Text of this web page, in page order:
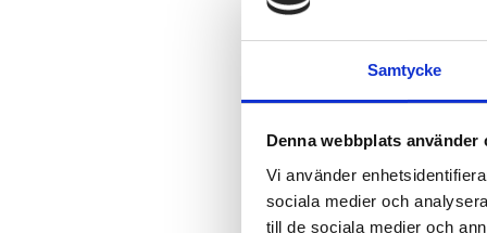
Samtycke
Denna webbplats använder
Vi använder
sociala medier och
till de sociala medier och